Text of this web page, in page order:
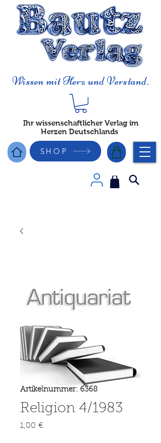
Wissen mit Herz und Verstand.
Ihr wissenschaftlicher Verlag im
Herzen Deutschlands
SHOP
Artikelnummer: 6368
Religion 4/1983
1,00 €Preis